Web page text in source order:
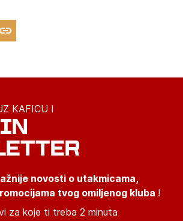
KAFICU I
novosti o utakmicama,
tvog omiljenog kluba !
za koje ti treba 2 minuta